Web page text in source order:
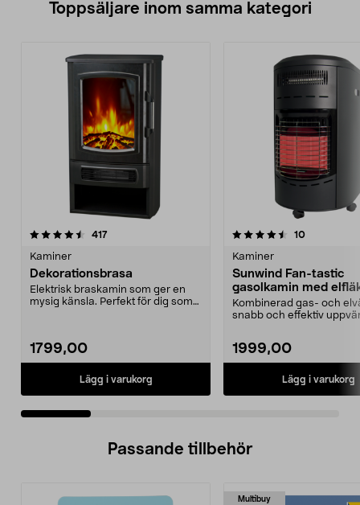
Toppsäljare inom samma kategori
417recensioner
Kaminer
Dekorationsbrasa
Elektrisk braskamin som ger en
mysig känsla. Perfekt för dig som
1799,00
Lägg i varukorg
4.5 av 5 stjärnor 10recensioner
Kaminer
Sunwind Fan-tastic
gasolkamin med
kW
Kombinerad gas- och
snabb och effektiv
1999,00
Lägg i varukorg
4.0 av 5 stjärnor
Passande tillbehör
Multibuy